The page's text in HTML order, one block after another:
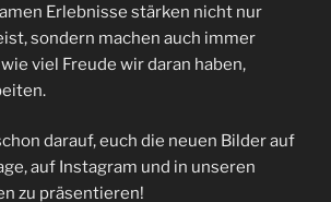
Erlebnisse stärken nicht nur
sondern machen auch immer
viel Freude wir daran haben,
darauf, euch die neuen Bilder auf
auf Instagram und in unseren
zu präsentieren!